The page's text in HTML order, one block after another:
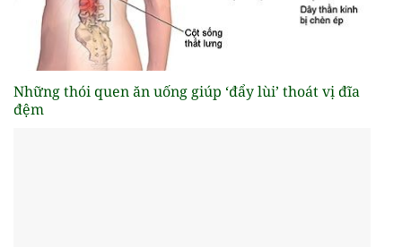
Những thói quen ăn uống giúp ‘đẩy lùi’ thoát vị đĩa
đệm